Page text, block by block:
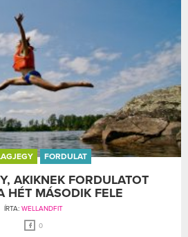
FORDULAT
AKIKNEK FORDULATOT
HÉT MÁSODIK FELE
ÍRTA: WELLANDFIT
0